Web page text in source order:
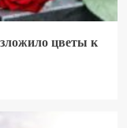
цветы к